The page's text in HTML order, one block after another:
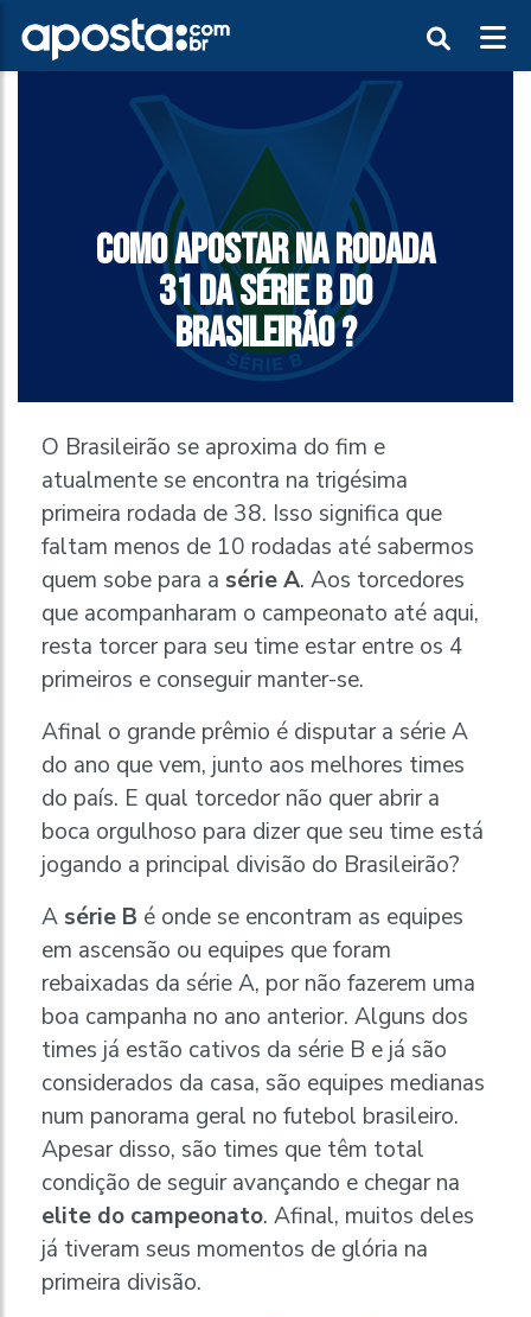
COMO APOSTAR NA RODADA
31 DA SÉRIE B DO
BRASILEIRÃO ?
O Brasileirão se aproxima do fim e
atualmente se encontra na trigésima
primeira rodada de 38. Isso significa que
faltam menos de 10 rodadas até sabermos
quem sobe para a série A. Aos torcedores
que acompanharam o campeonato até aqui,
resta torcer para seu time estar entre os 4
primeiros e conseguir manter-se.
Afinal o grande prêmio é disputar a série A
do ano que vem, junto aos melhores times
do país. E qual torcedor não quer abrir a
boca orgulhoso para dizer que seu time está
jogando a principal divisão do Brasileirão?
A série B é onde se encontram as equipes
em ascensão ou equipes que foram
rebaixadas da série A, por não fazerem uma
boa campanha no ano anterior. Alguns dos
times já estão cativos da série B e já são
considerados da casa, são equipes medianas
num panorama geral no futebol brasileiro.
Apesar disso, são times que têm total
condição de seguir avançando e chegar na
elite do campeonato. Afinal, muitos deles
já tiveram seus momentos de glória na
primeira divisão.